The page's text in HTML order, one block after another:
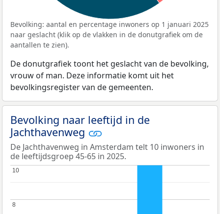
Bevolking: aantal en percentage inwoners op 1 januari 2025
naar geslacht (klik op de vlakken in de donutgrafiek om de
aantallen te zien).
De donutgrafiek toont het geslacht van de bevolking,
vrouw of man. Deze informatie komt uit het
bevolkingsregister van de gemeenten.
Bevolking naar leeftijd in de
Jachthavenweg
De Jachthavenweg in Amsterdam telt 10 inwoners in
de leeftijdsgroep 45-65 in 2025.
8
8
10
10